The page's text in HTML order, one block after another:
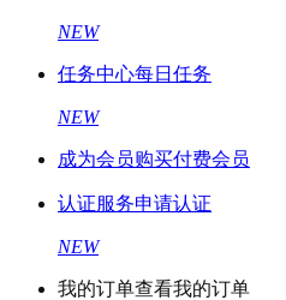
NEW
任务中心每日任务
NEW
成为会员购买付费会员
认证服务申请认证
NEW
我的订单查看我的订单